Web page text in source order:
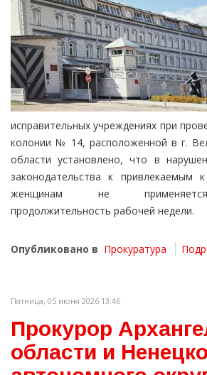
исправительных учреждениях при
колонии № 14, расположенной в г.
области установлено, что в
законодательства к привлекаемым
женщинам не
продолжительность рабочей недели.
Опубликовано в Прокуратура
Пятница, 05 июня 2026 13:46
Прокурор
области и